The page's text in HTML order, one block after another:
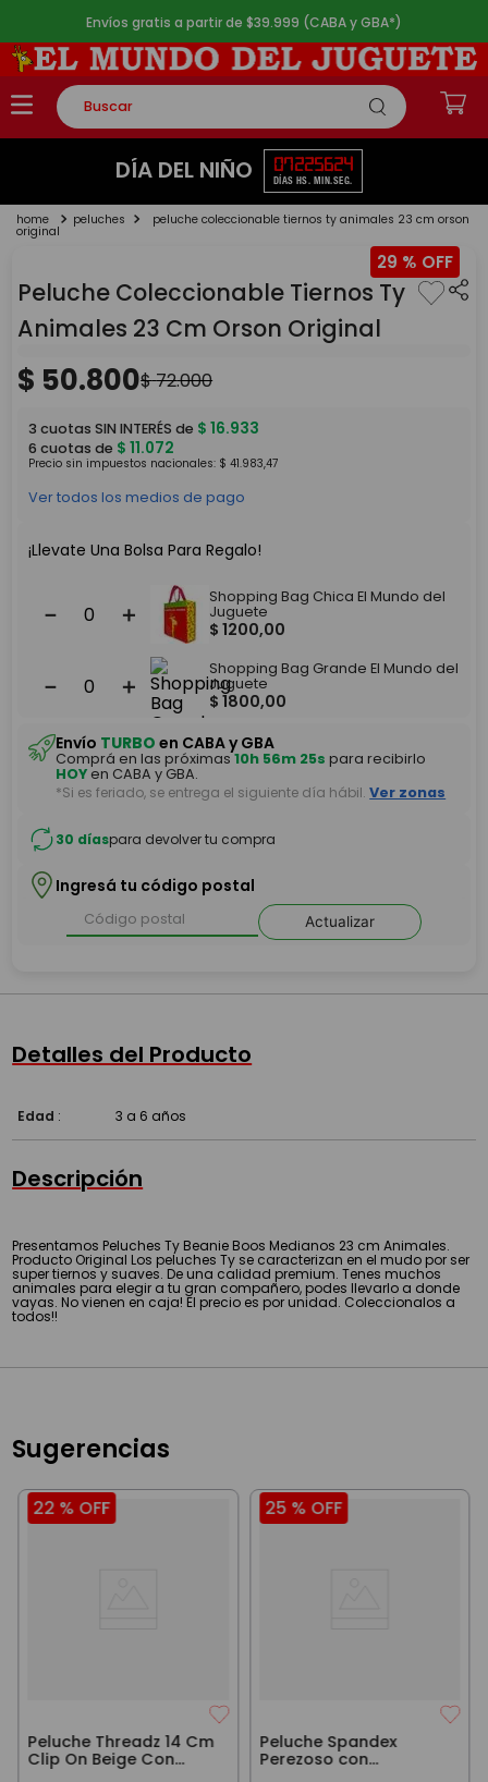
Envíos gratis a partir de $39.999 (CABA y GBA*)
Buscar
TÉRMINOS MÁS BUSCADOS
2.
lego
4 .
monopatin
5. toy story
DÍA DEL NIÑO 07
DÍAS
22
HS.
56
MIN.
24
SEG.
peluches peluche coleccionable tiernos ty animales 23 cm orson
original
29 %
Peluche Coleccionable Tiernos Ty
Animales 23 Cm Orson Original
$ 50.800$72.000
3 cuotas SIN INTERÉS de $ 16.933
6 cuotas de $ 11.072
Precio sin impuestos nacionales: $ 41.983,47
Ver todos los medios de pago
¡Llevate Una Bolsa Para Regalo!
＋
－
Shopping Bag Chica El Mundo del
Juguete
$ 1200,00
＋
－
Shopping Bag Grande El Mundo del
Juguete
$ 1800,00
Envío TURBO en CABA y GBA
Comprá en las próximas10h 56m 25s para recibirlo
HOY en CABA y GBA.
*Si es feriado, se entrega el siguiente día hábil. Ver zonas
30 díaspara devolver tu compra
Ingresá tu código postal
Actualizar
Detalles del Producto
Edad : 3 a 6 años
Descripción
Presentamos Peluches Ty Beanie Boos Medianos 23 cm Animales.
Producto Original Los peluches Ty se caracterizan en el mudo por ser
super tiernos y suaves. De una calidad premium. Tenes muchos
animales para elegir a tu gran compañero, podes llevarlo a donde
vayas. No vienen en caja! El precio es por unidad. Coleccionalos a
todos!!
Sugerencias
22 % OFF
Peluche Threadz 14 Cm
Clip On Beige Con
25 % OFF
Peluche Spandex
Perezoso con